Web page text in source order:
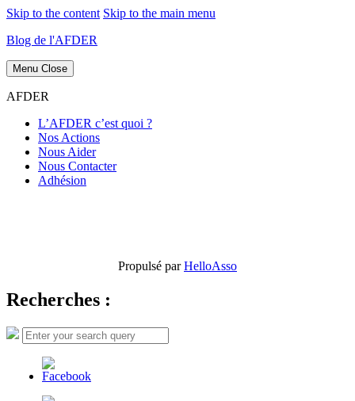
Skip to the content Skip to the main menu
Blog de l'AFDER
Menu Close
AFDER
L’AFDER c’est quoi ?
Nos Actions
Nous Aider
Nous Contacter
Adhésion
Propulsé parHelloAsso
Recherches :
Search
for:
Search